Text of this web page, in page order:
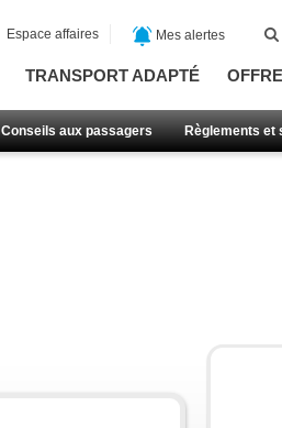
TRANSPORT ADAPTÉ
Conseils aux passagers Règlements et
Espace affaires Mes alertes